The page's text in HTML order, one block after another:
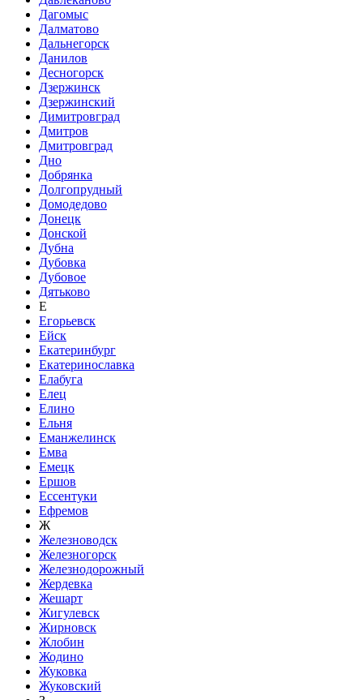
Дагомыс
Далматово
Дальнегорск
Данилов
Десногорск
Дзержинск
Дзержинский
Димитровград
Дмитров
Дмитровград
Дно
Добрянка
Долгопрудный
Домодедово
Донецк
Донской
Дубна
Дубовка
Дубовое
Дятьково
Е
Егорьевск
Ейск
Екатеринбург
Екатеринославка
Елабуга
Елец
Елино
Ельня
Еманжелинск
Емва
Емецк
Ершов
Ессентуки
Ефремов
Ж
Железноводск
Железногорск
Железнодорожный
Жердевка
Жешарт
Жигулевск
Жирновск
Жлобин
Жодино
Жуковка
Жуковский